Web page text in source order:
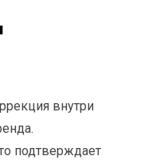
внутри
подтверждает